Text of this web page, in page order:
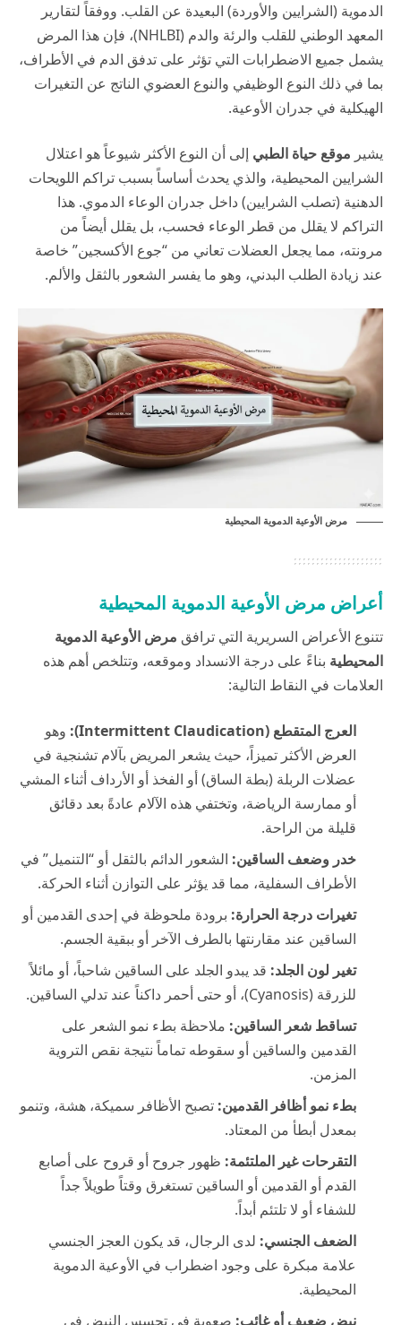
الدموية (الشرايين والأوردة) البعيدة عن القلب. ووفقاً لتقارير
المعهد الوطني للقلب والرئة والدم (NHLBI
)، فإن هذا المرض
يشمل جميع الاضطرابات التي تؤثر على تدفق الدم في الأطراف،
بما في ذلك النوع الوظيفي والنوع العضوي الناتج عن التغيرات
الهيكلية في جدران الأوعية.
يشير موقع حياة الطبي إلى أن النوع الأكثر شيوعاً هو اعتلال
الشرايين المحيطية، والذي يحدث أساساً بسبب تراكم اللويحات
الدهنية (تصلب الشرايين) داخل جدران الوعاء الدموي. هذا
التراكم لا يقلل من قطر الوعاء فحسب، بل يقلل أيضاً من
مرونته، مما يجعل العضلات تعاني من “جوع الأكسجين” خاصة
عند زيادة الطلب البدني، وهو ما يفسر الشعور بالثقل والألم.
مرض الأوعية الدموية المحيطية
أعراض مرض الأوعية الدموية المحيطية
تتنوع الأعراض السريرية التي ترافق مرض الأوعية الدموية
المحيطية بناءً على درجة الانسداد وموقعه، وتتلخص أهم هذه
العلامات في النقاط التالية:
العرج المتقطع (Intermittent Claudication):
وهو
العرض الأكثر تميزاً، حيث يشعر المريض بآلام تشنجية في
عضلات الربلة (بطة الساق) أو الفخذ أو الأرداف أثناء المشي
أو ممارسة الرياضة، وتختفي هذه الآلام عادةً بعد دقائق
قليلة من الراحة.
خدر وضعف الساقين: الشعور الدائم بالثقل أو “التنميل” في
الأطراف السفلية، مما قد يؤثر على التوازن أثناء الحركة.
تغيرات درجة الحرارة: برودة ملحوظة في إحدى القدمين أو
الساقين عند مقارنتها بالطرف الآخر أو ببقية الجسم.
تغير لون الجلد: قد يبدو الجلد على الساقين شاحباً، أو مائلاً
للزرقة (Cyanosis)، أو حتى أحمر داكناً عند تدلي الساقين.
تساقط شعر الساقين: ملاحظة بطء نمو الشعر على
القدمين والساقين أو سقوطه تماماً نتيجة نقص التروية
المزمن.
بطء نمو أظافر القدمين: تصبح الأظافر سميكة، هشة، وتنمو
بمعدل أبطأ من المعتاد.
التقرحات غير الملتئمة: ظهور جروح أو قروح على أصابع
القدم أو القدمين أو الساقين تستغرق وقتاً طويلاً جداً
للشفاء أو لا تلتئم أبداً.
الضعف الجنسي: لدى الرجال، قد يكون العجز الجنسي
علامة مبكرة على وجود اضطراب في الأوعية الدموية
المحيطية.
نبض ضعيف أو غائب: صعوبة في تحسس النبض في